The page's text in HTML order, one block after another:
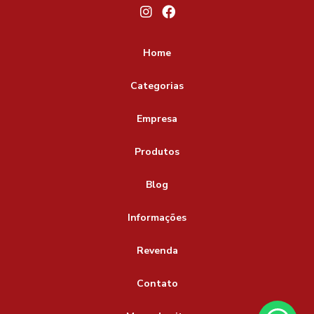
pino plastico para fixar etiquetas
pino trava anel para etiquetas
pinos plásticos para tags
trava anel para etiquetas
Home
Categorias
Empresa
Produtos
Blog
Informações
Revenda
Contato